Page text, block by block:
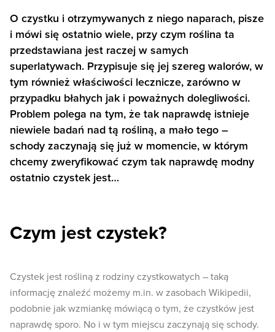
O czystku i otrzymywanych z niego naparach, pisze
i mówi się ostatnio wiele, przy czym roślina ta
przedstawiana jest raczej w samych
superlatywach. Przypisuje się jej szereg walorów, w
tym również właściwości lecznicze, zarówno w
przypadku błahych jak i poważnych dolegliwości.
Problem polega na tym, że tak naprawdę istnieje
niewiele badań nad tą rośliną, a mało tego –
schody zaczynają się już w momencie, w którym
chcemy zweryfikować czym tak naprawdę modny
ostatnio czystek jest…
Czym jest czystek?
Czystek jest rośliną z rodziny czystkowatych – taką
informację znaleźć możemy m.in. w zasobach Wikipedii,
podobnie jak wzmiankę mówiącą o tym, że czystków jest
naprawdę sporo. No i w tym miejscu zaczynają się schody.